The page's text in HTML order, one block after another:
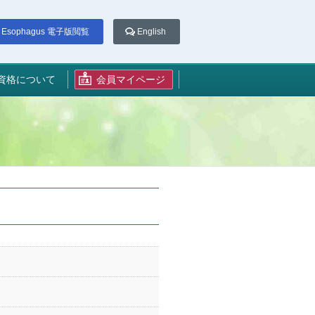
Esophagus 電子版閲覧 English
格について 会員マイページ